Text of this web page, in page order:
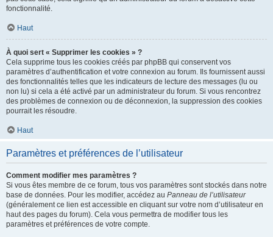
fonctionnalité.
Haut
À quoi sert « Supprimer les cookies » ?
Cela supprime tous les cookies créés par phpBB qui conservent vos
paramètres d’authentification et votre connexion au forum. Ils fournissent aussi
des fonctionnalités telles que les indicateurs de lecture des messages (lu ou
non lu) si cela a été activé par un administrateur du forum. Si vous rencontrez
des problèmes de connexion ou de déconnexion, la suppression des cookies
pourrait les résoudre.
Haut
Paramètres et préférences de l’utilisateur
Comment modifier mes paramètres ?
Si vous êtes membre de ce forum, tous vos paramètres sont stockés dans notre
base de données. Pour les modifier, accédez au Panneau de l’utilisateur
(généralement ce lien est accessible en cliquant sur votre nom d’utilisateur en
haut des pages du forum). Cela vous permettra de modifier tous les
paramètres et préférences de votre compte.